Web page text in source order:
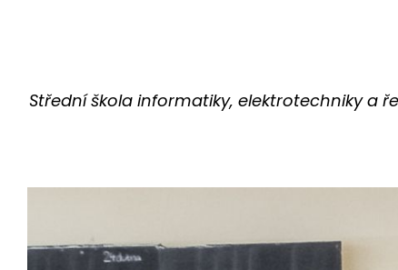
Střední škola informatiky, elektrotechniky a